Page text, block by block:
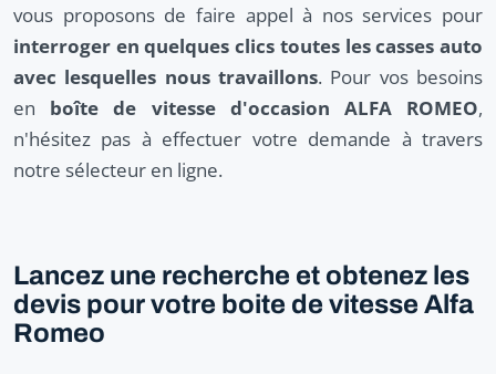
vous proposons de faire appel à nos services pour
interroger en quelques clics toutes les casses auto
avec lesquelles nous travaillons. Pour vos besoins
en boîte de vitesse d'occasion ALFA ROMEO,
n'hésitez pas à effectuer votre demande à travers
notre sélecteur en ligne.
Lancez une recherche et obtenez les
devis pour votre boite de vitesse Alfa
Romeo